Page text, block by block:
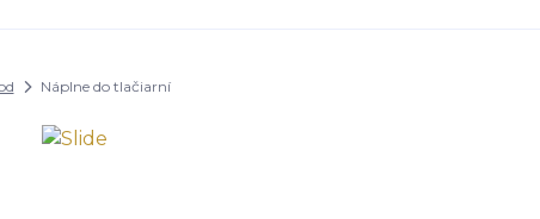
Náplne do tlačiarní